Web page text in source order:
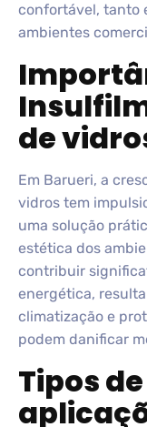
confortável, tanto
ambientes
de
Em Barueri, a
vidros tem
uma solução
estética dos
contribuir
energética,
climatização e
podem danificar
Tipos